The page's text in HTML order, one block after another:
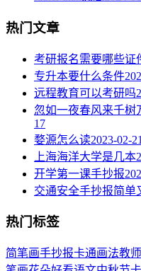
热门文章
考研报名需要哪些证
专升本要什么条件
远程教育可以考研吗
忽如一夜春风来千树
17
婺源怎么读2023-02-21
上海海洋大学是几本
开学第一课手抄报
交通安全手抄报简单
热门标签
简笔画手抄报卡通画法教